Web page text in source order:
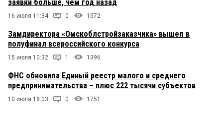
заявки больше, чем год назад
16 июля 11:34 0 1572
Замдиректора «Омскоблстройзаказчика» вышел в
полуфинал всероссийского конкурса
15 июля 10:32 1 1396
ФНС обновила Единый реестр малого и среднего
предпринимательства – плюс 222 тысячи субъектов
10 июля 18:03 0 1751